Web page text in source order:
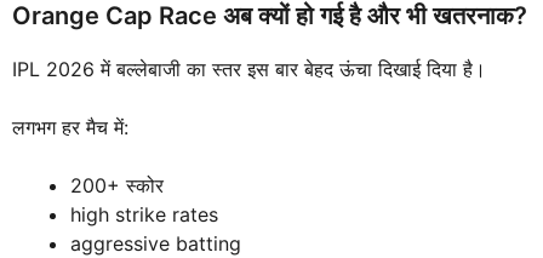
Orange Cap Race अब क्यों हो गई है और भी खतरनाक?
IPL 2026 में बल्लेबाजी का स्तर इस बार बेहद ऊंचा दिखाई दिया है।
लगभग हर मैच में:
200+ स्कोर
high strike rates
aggressive batting